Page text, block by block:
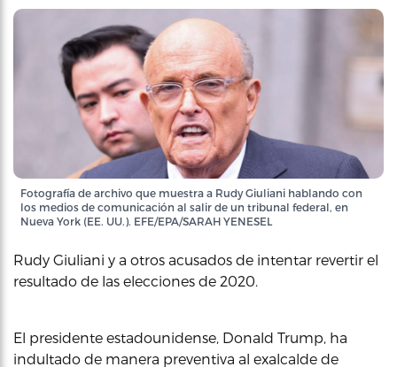
Fotografía de archivo que muestra a Rudy Giuliani hablando con
los medios de comunicación al salir de un tribunal federal, en
Nueva York (EE. UU.). EFE/EPA/SARAH YENESEL
Rudy Giuliani y a otros acusados de intentar revertir el
resultado de las elecciones de 2020.
El presidente estadounidense, Donald Trump, ha
indultado de manera preventiva al exalcalde de